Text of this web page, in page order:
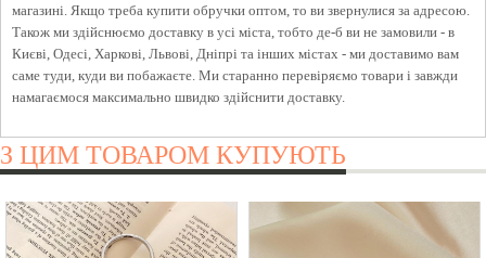
магазині. Якщо треба купити обручки оптом, то ви звернулися за адресою.
Також ми здійснюємо доставку в усі міста, тобто де-б ви не замовили - в
Києві, Одесі, Харкові, Львові, Дніпрі та інших містах - ми доставимо вам
саме туди, куди ви побажаєте. Ми старанно перевіряємо товари і завжди
намагаємося максимально швидко здійснити доставку.
З ЦИМ ТОВАРОМ КУПУЮТЬ